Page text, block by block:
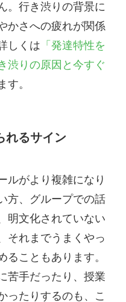
。行き渋りの背景に
かさへの疲れが関係
しくは 「発達特性を
渋りの原因と今すぐ
す。
れるサイン
ルがより複雑になり
方、グループでの話
明文化されていない
それまでうまくやっ
ることもあります。
苦手だったり、授業
ったりするのも、こ